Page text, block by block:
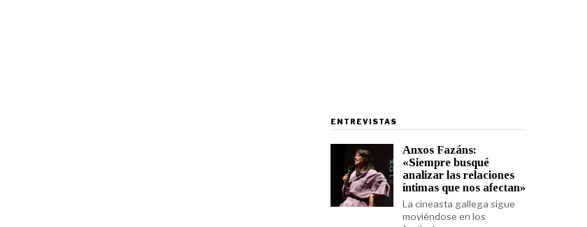
ENTREVISTAS
Anxos Fazáns:
«Siempre busqué
analizar las relaciones
íntimas que nos afectan»
La cineasta gallega sigue
moviéndose en los